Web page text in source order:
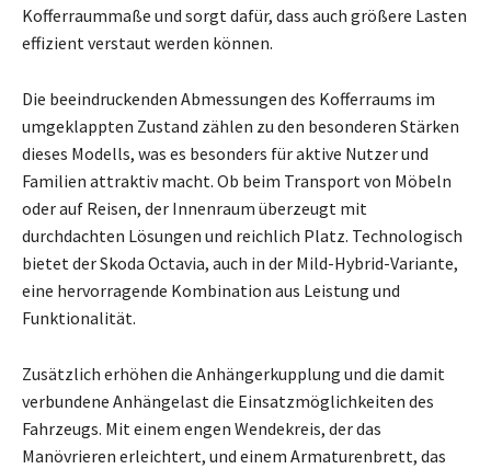
Kofferraummaße und sorgt dafür, dass auch größere Lasten
effizient verstaut werden können.
Die beeindruckenden Abmessungen des Kofferraums im
umgeklappten Zustand zählen zu den besonderen Stärken
dieses Modells, was es besonders für aktive Nutzer und
Familien attraktiv macht. Ob beim Transport von Möbeln
oder auf Reisen, der Innenraum überzeugt mit
durchdachten Lösungen und reichlich Platz. Technologisch
bietet der Skoda Octavia, auch in der Mild-Hybrid-Variante,
eine hervorragende Kombination aus Leistung und
Funktionalität.
Zusätzlich erhöhen die Anhängerkupplung und die damit
verbundene Anhängelast die Einsatzmöglichkeiten des
Fahrzeugs. Mit einem engen Wendekreis, der das
Manövrieren erleichtert, und einem Armaturenbrett, das